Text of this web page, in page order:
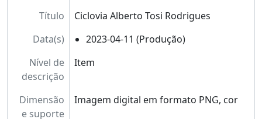
Título
Ciclovia Alberto Tosi Rodrigues
Data(s)
2023-04-11 (Produção)
Nível de
descrição
Item
Dimensão
e suporte
Imagem digital em formato PNG, cor